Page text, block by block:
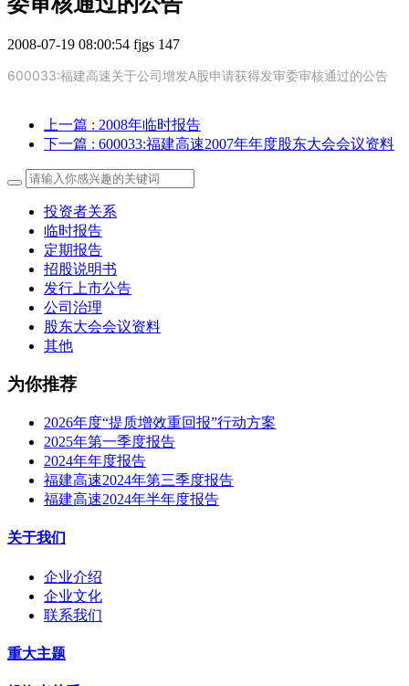
2008-07-19 08:00:54 fjgs 147
600033:福建高速关于公司增发A股申请获得发审委审核通过的公告
上一篇 : 2008年临时报告
下一篇 : 600033:福建高速2007年年度股东大会会议资料
投资者关系
临时报告
定期报告
招股说明书
发行上市公告
公司治理
股东大会会议资料
其他
为你推荐
2026年度“提质增效重回报”行动方案
2025年第一季度报告
2024年年度报告
福建高速2024年第三季度报告
福建高速2024年半年度报告
关于我们
企业介绍
企业文化
联系我们
重大主题